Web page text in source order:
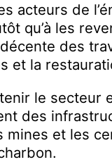
acteurs de
qu’à les
des
et la
le secteur
des
mines et les